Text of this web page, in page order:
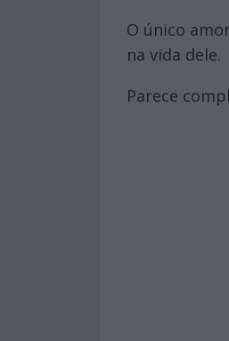
O único
na vida dele.
Parece